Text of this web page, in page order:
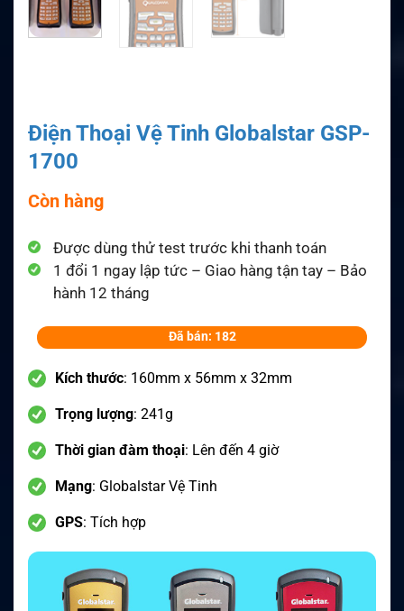
Điện Thoại Vệ Tinh Globalstar GSP-
1700
Còn hàng
Được dùng thử test trước khi thanh toán
1 đổi 1 ngay lập tức – Giao hàng tận tay – Bảo
hành 12 tháng
Đã bán: 182
Kích thước: 160mm x 56mm x 32mm
Trọng lượng: 241g
Thời gian đàm thoại: Lên đến 4 giờ
Mạng: Globalstar Vệ Tinh
GPS: Tích hợp